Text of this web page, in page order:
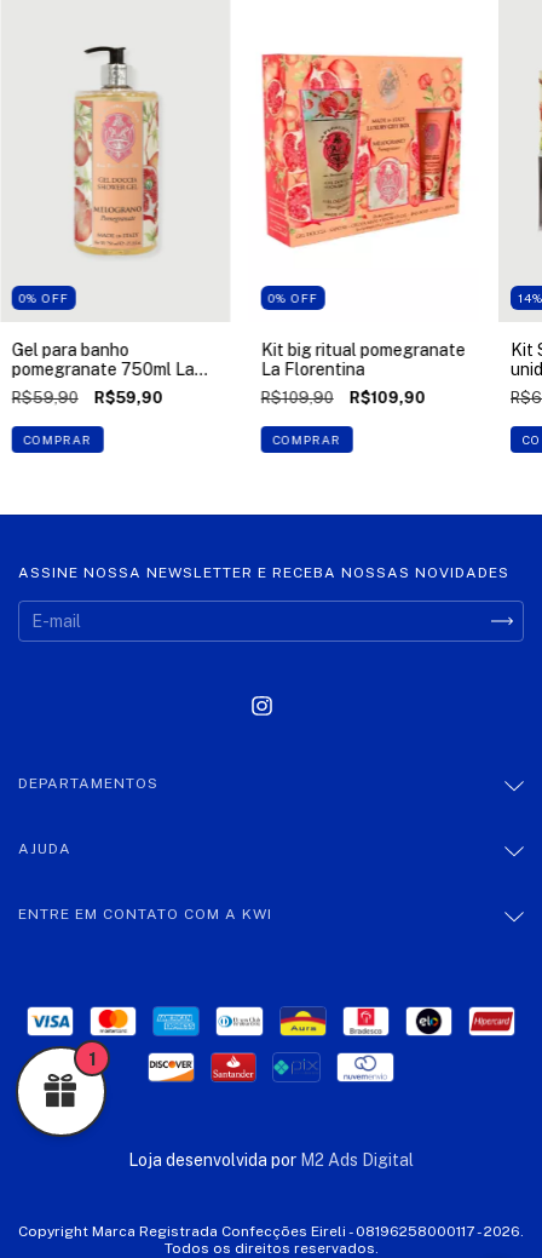
0%OFF
Gel para banho
pomegranate 750ml La
Florentina
R$59,90 R$59,90
COMPRAR
0%OFF
Kit big ritual pomegranate
La Florentina
R$109,90 R$109,90
COMPRAR
14
Kit
ASSINE NOSSA NEWSLETTER E RECEBA NOSSAS NOVIDADES
DEPARTAMENTOS
AJUDA
ENTRE EM CONTATO COM A KWI
Loja desenvolvida por M2 Ads Digital
Copyright Marca Registrada Confecções Eireli - 08196258000117 - 2026.
Todos os direitos reservados.
1